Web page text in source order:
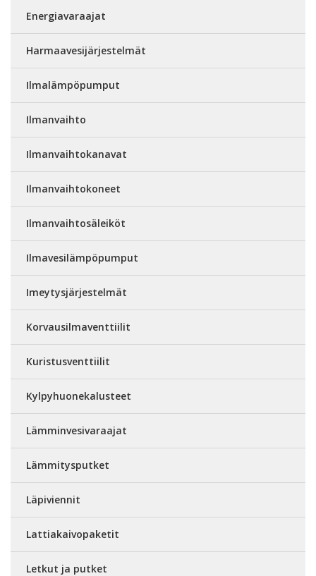
Energiavaraajat
Harmaavesijärjestelmät
Ilmalämpöpumput
Ilmanvaihto
Ilmanvaihtokanavat
Ilmanvaihtokoneet
Ilmanvaihtosäleiköt
Ilmavesilämpöpumput
Imeytysjärjestelmät
Korvausilmaventtiilit
Kuristusventtiilit
Kylpyhuonekalusteet
Lämminvesivaraajat
Lämmitysputket
Läpiviennit
Lattiakaivopaketit
Letkut ja putket